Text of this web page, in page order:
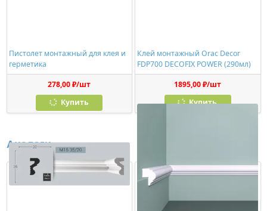
Пистолет монтажный для клея и
герметика
278,00 ₽/шт
Купить
Клей монтажный Orac Decor
FDP700 DECOFIX POWER (290мл)
1895,00 ₽/шт
Купить
Аналоги